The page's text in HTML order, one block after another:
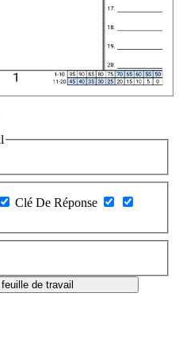
Clé De Réponse
de travail